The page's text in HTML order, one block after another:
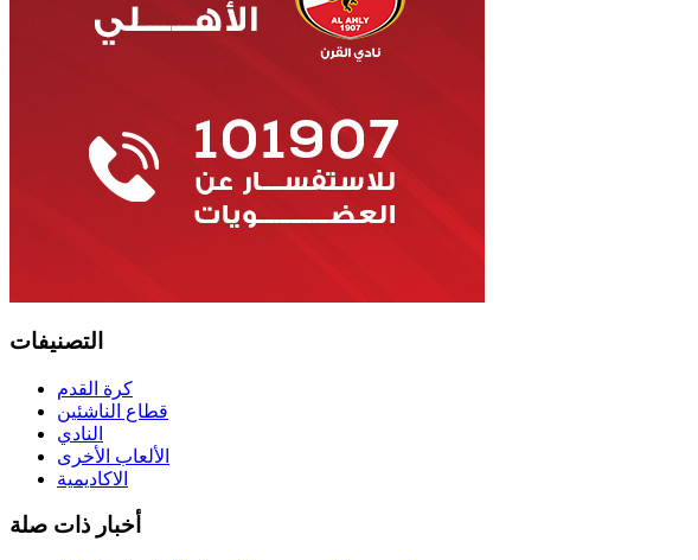
التصنيفات
كرة القدم
قطاع الناشئين
النادي
الألعاب الأخرى
الاكاديمية
أخبار ذات صلة